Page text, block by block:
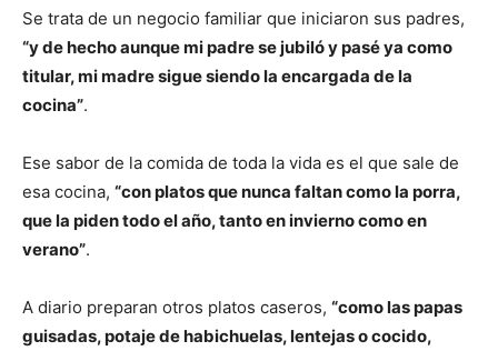
Se trata de un negocio familiar que iniciaron sus padres,
“y de hecho aunque mi padre se jubiló y pasé ya como
titular, mi madre sigue siendo la encargada de la
cocina”.
Ese sabor de la comida de toda la vida es el que sale de
esa cocina, “con platos que nunca faltan como la porra,
que la piden todo el año, tanto en invierno como en
verano”.
A diario preparan otros platos caseros, “como las papas
guisadas, potaje de habichuelas, lentejas o cocido,